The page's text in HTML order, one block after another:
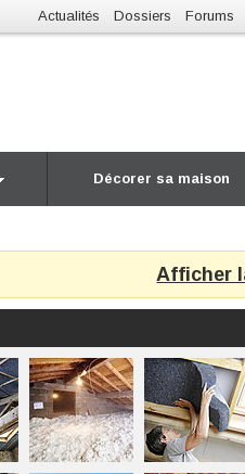
Actualités Dossiers Forums
Décorer sa maison
Afficher